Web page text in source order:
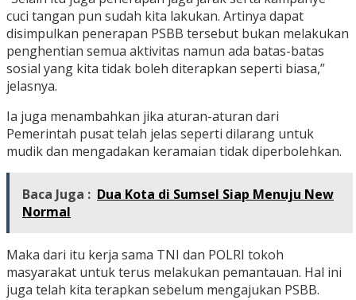
cuci tangan pun sudah kita lakukan. Artinya dapat
disimpulkan penerapan PSBB tersebut bukan melakukan
penghentian semua aktivitas namun ada batas-batas
sosial yang kita tidak boleh diterapkan seperti biasa,”
jelasnya.
Ia juga menambahkan jika aturan-aturan dari
Pemerintah pusat telah jelas seperti dilarang untuk
mudik dan mengadakan keramaian tidak diperbolehkan.
Baca Juga : Dua Kota di Sumsel Siap Menuju New
Normal
Maka dari itu kerja sama TNI dan POLRI tokoh
masyarakat untuk terus melakukan pemantauan. Hal ini
juga telah kita terapkan sebelum mengajukan PSBB.